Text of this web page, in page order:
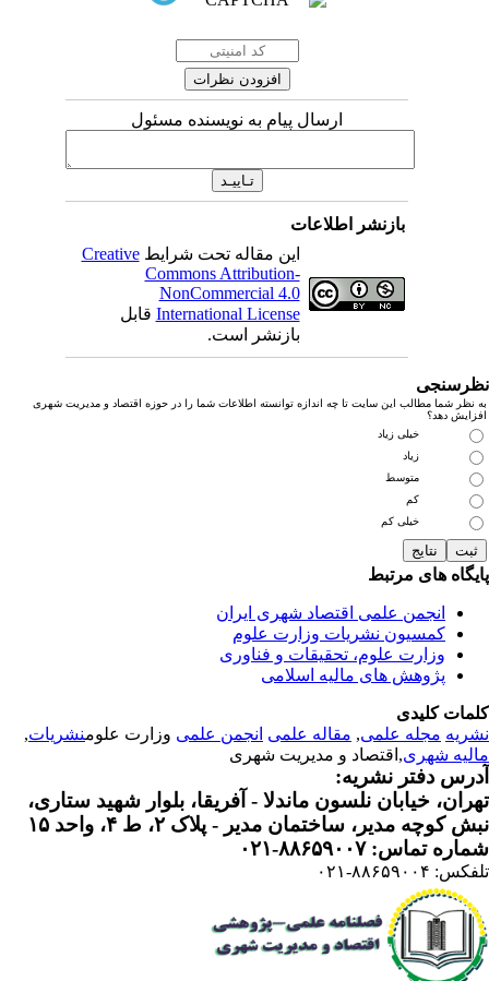
ارسال پیام به نویسنده مسئول
بازنشر اطلاعات
این مقاله تحت شرایطCreative
Commons Attribution-
NonCommercial 4.0
International Licenseقابل
بازنشر است.
نظر شما مطالب این سایت تا چه اندازه توانسته اطلاعات شما را در حوزه اقتصاد و مدیریت شهری
دهد؟
خیلی زیاد
زیاد
متوسط
خیلی کم
های مرتبط
انجمن علمی اقتصاد شهری ایران
کمسیون نشریات وزارت علوم
وزارت علوم، تحقیقات و فناوری
پژوهش های مالیه اسلامی
کلیدی
مجله علمی, مقاله علمی انجمن علمیوزارت علومنشریات,
شهری ,اقتصاد و مدیریت شهری
دفتر نشریه:
خیابان نلسون ماندلا - آفریقا، بلوار شهید ستاری،
کوچه مدیر، ساختمان مدیر - پلاک ۲، ط ۴، واحد ۱۵
تماس: ۸۸۶۵۹۰۰۷-۰۲۱
۸۸۶۵۹۰۰۴-۰۲۱